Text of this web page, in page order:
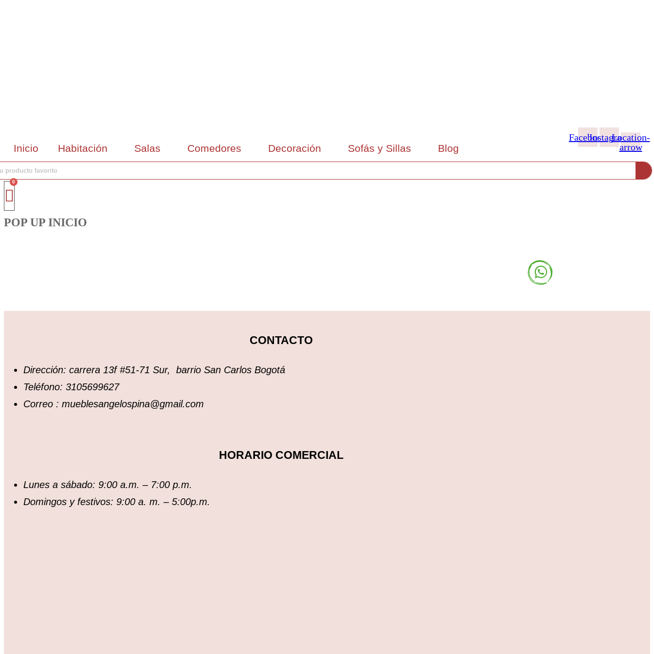
FacebookInstagramLocation-
arrow
Inicio Habitación Salas Comedores Decoración Sofás y Sillas Blog
POP UP INICIO
CONTACTO
Dirección: carrera 13f #51-71 Sur, barrio San Carlos Bogotá
Teléfono: 3105699627
Correo : mueblesangelospina@gmail.com
HORARIO COMERCIAL
Lunes a sábado: 9:00 a.m. – 7:00 p.m.
Domingos y festivos: 9:00 a. m. – 5:00p.m.